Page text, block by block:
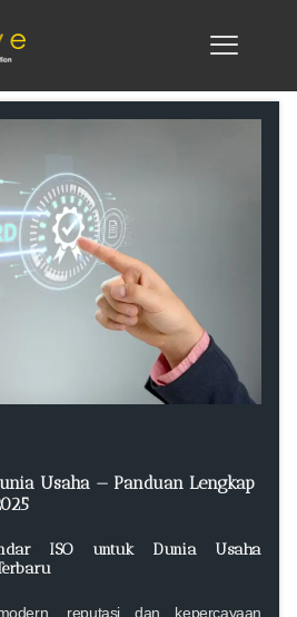
Usaha — Panduan Lengkap
ISO untuk Dunia Usaha
reputasi dan kepercayaan